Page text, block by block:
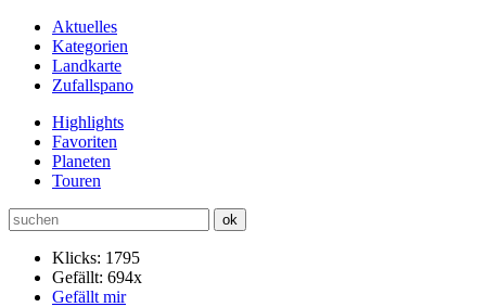
Aktuelles
Kategorien
Landkarte
Zufallspano
Highlights
Favoriten
Planeten
Touren
Klicks: 1795
Gefällt: 694x
Gefällt mir